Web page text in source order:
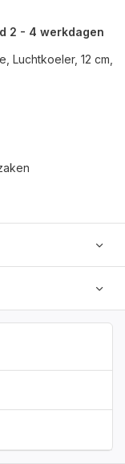
2 - 4 werkdagen
Luchtkoeler, 12 cm,